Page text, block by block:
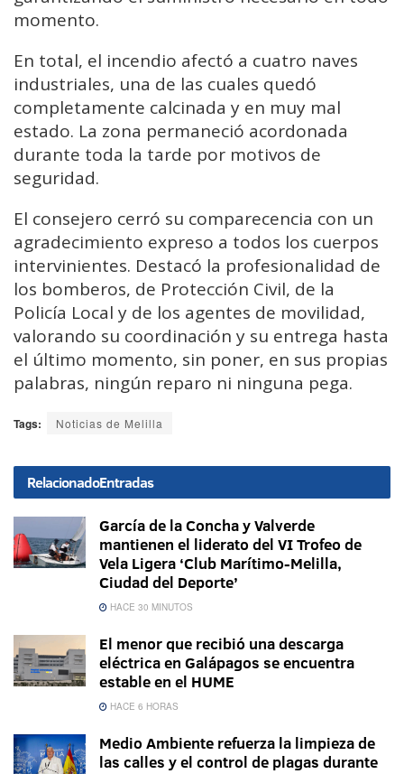
momento.
En total, el incendio afectó a cuatro naves
industriales, una de las cuales quedó
completamente calcinada y en muy mal
estado. La zona permaneció acordonada
durante toda la tarde por motivos de
seguridad.
El consejero cerró su comparecencia con un
agradecimiento expreso a todos los cuerpos
intervinientes. Destacó la profesionalidad de
los bomberos, de Protección Civil, de la
Policía Local y de los agentes de movilidad,
valorando su coordinación y su entrega hasta
el último momento, sin poner, en sus propias
palabras, ningún reparo ni ninguna pega.
Tags: Noticias de Melilla
RelacionadoEntradas
García de la Concha y Valverde
mantienen el liderato del VI Trofeo de
Vela Ligera ‘Club Marítimo-Melilla,
Ciudad del Deporte’
HACE 30 MINUTOS
El menor que recibió una descarga
eléctrica en Galápagos se encuentra
estable en el HUME
HACE 6 HORAS
Medio Ambiente refuerza la limpieza de
las calles y el control de plagas durante